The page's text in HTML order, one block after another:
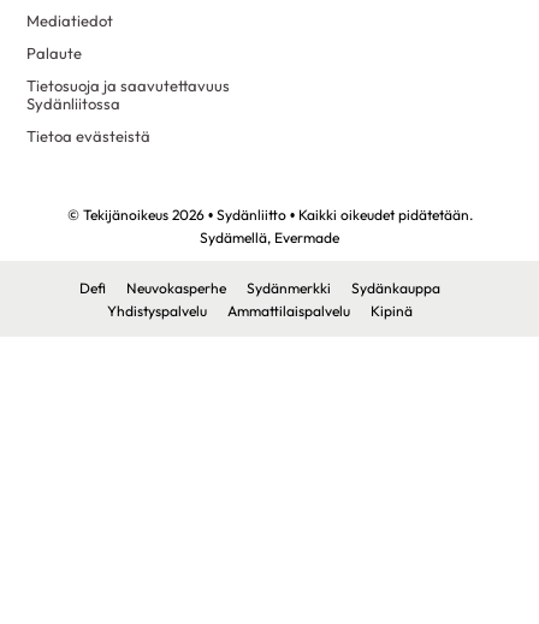
Mediatiedot
Palaute
Tietosuoja ja saavutettavuus
Sydänliitossa
Tietoa evästeistä
© Tekijänoikeus 2026 • Sydänliitto • Kaikki oikeudet pidätetään.
Sydämellä, Evermade
Defi Neuvokasperhe Sydänmerkki
Sydänkauppa
Yhdistyspalvelu
Ammattilaispalvelu Kipinä